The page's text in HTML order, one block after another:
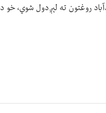
روغتون ته لېږدول شوي، خو د